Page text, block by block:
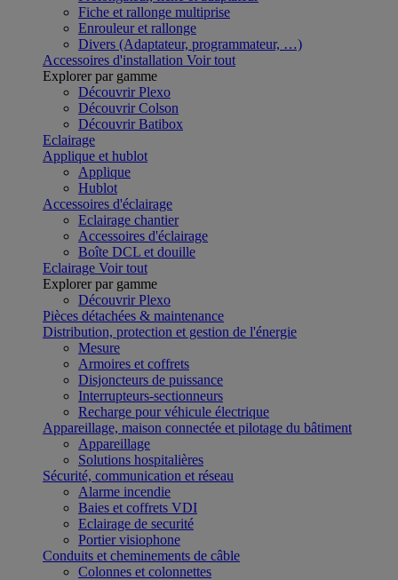
Fiche et rallonge multiprise
Enrouleur et rallonge
Divers (Adaptateur, programmateur, …)
Accessoires d'installation Voir tout
Explorer par gamme
Découvrir Plexo
Découvrir Colson
Découvrir Batibox
Eclairage
Applique et hublot
Applique
Hublot
Accessoires d'éclairage
Eclairage chantier
Accessoires d'éclairage
Boîte DCL et douille
Eclairage Voir tout
Explorer par gamme
Découvrir Plexo
Pièces détachées & maintenance
Distribution, protection et gestion de l'énergie
Mesure
Armoires et coffrets
Disjoncteurs de puissance
Interrupteurs-sectionneurs
Recharge pour véhicule électrique
Appareillage, maison connectée et pilotage du bâtiment
Appareillage
Solutions hospitalières
Sécurité, communication et réseau
Alarme incendie
Baies et coffrets VDI
Eclairage de securité
Portier visiophone
Conduits et cheminements de câble
Colonnes et colonnettes